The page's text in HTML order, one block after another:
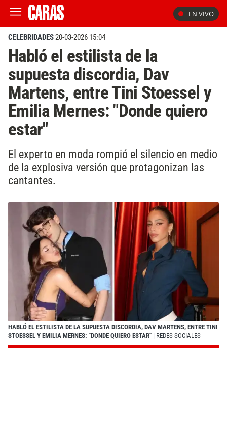
EN VIVO
CELEBRIDADES20-03-2026 15:04
Habló el estilista de la
supuesta discordia, Dav
Martens, entre Tini Stoessel y
Emilia Mernes: "Donde quiero
estar"
El experto en moda rompió el silencio en medio
de la explosiva versión que protagonizan las
cantantes.
HABLÓ EL ESTILISTA DE LA SUPUESTA DISCORDIA, DAV MARTENS, ENTRE TINI
STOESSEL Y EMILIA MERNES: "DONDE QUIERO ESTAR" | REDES SOCIALES